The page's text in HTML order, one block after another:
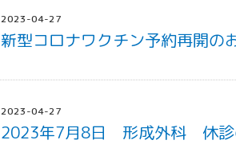
2023-04-27
新型コロナワクチン予約再開の
2023-04-27
2023年7月8日 形成外科 休診